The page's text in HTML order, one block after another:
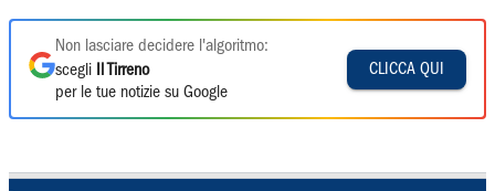
Non lasciare decidere l'algoritmo:
scegli
Il Tirreno
per le tue notizie su Google
CLICCA QUI